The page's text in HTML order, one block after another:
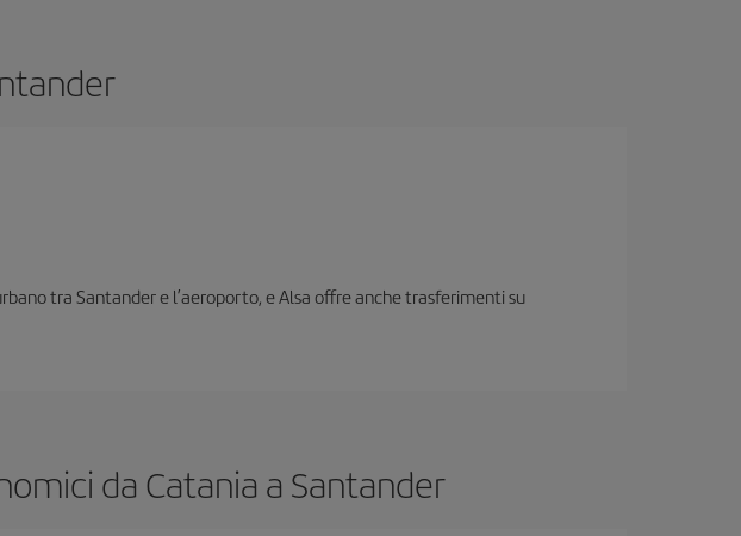
tra Santander e l’aeroporto, e Alsa offre anche trasferimenti su
da Catania a Santander